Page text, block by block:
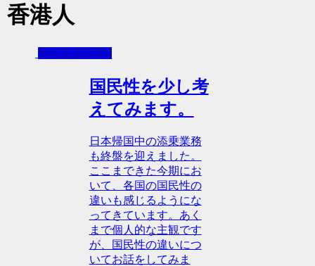
香港人
- 日本帰国生活
国民性を少し考
えてみます。
日本帰国中の添乗業務
も終盤を迎えました。
ここまできた今期にお
いて、各国の国民性の
違いも感じるようにな
ってきています。あく
まで個人的な主観です
が、国民性の違いにつ
いてお話をしてみま